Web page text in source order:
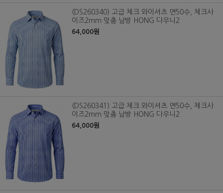
(DS260340) 고급 체크 와이셔츠 면50수, 체크사
이즈2mm 맞춤 남방 HONG 다우니2
64,000원
(DS260341) 고급 체크 와이셔츠 면50수, 체크사
이즈2mm 맞춤 남방 HONG 다우니2
64,000원